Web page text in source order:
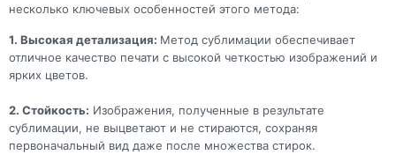
несколько ключевых особенностей этого метода:
1. Высокая детализация: Метод сублимации обеспечивает
отличное качество печати с высокой четкостью изображений и
ярких цветов.
2. Стойкость: Изображения, полученные в результате
сублимации, не выцветают и не стираются, сохраняя
первоначальный вид даже после множества стирок.